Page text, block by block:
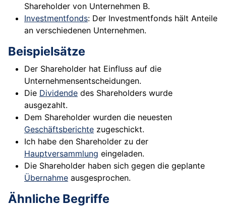
Shareholder von Unternehmen B.
Investmentfonds: Der Investmentfonds hält Anteile
an verschiedenen Unternehmen.
Beispielsätze
Der Shareholder hat Einfluss auf die
Unternehmensentscheidungen.
Die Dividende des Shareholders wurde
ausgezahlt.
Dem Shareholder wurden die neuesten
Geschäftsberichte zugeschickt.
Ich habe den Shareholder zu der
Hauptversammlung eingeladen.
Die Shareholder haben sich gegen die geplante
Übernahme ausgesprochen.
Ähnliche Begriffe